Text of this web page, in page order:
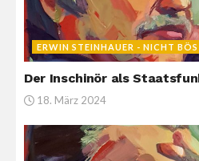
ERWIN STEINHAUER - NICHT BÖS
Der Inschinör als
18. März 2024